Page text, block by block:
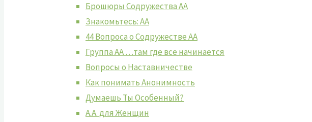
Брошюры Содружества АА
Знакомьтесь: АА
44 Вопроса о Содружестве АА
Группа АА …там где все начинается
Вопросы о Наставничестве
Как понимать Анонимность
Думаешь Ты Особенный?
А.А. для Женщин